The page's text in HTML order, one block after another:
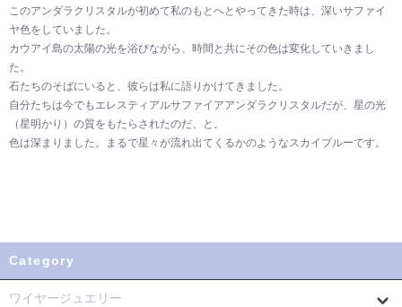
このアンダラクリスタルが初めて私のもとへとやってきた時は、深いサファイ
ヤ色をしていました。
カウアイ島の太陽の光を浴びながら、時間と共にその色は変化していきまし
た。
石たちのそばにいると、彼らは私に語りかけてきました。
自分たちは今でもエレスティアルサファイアアンダラクリスタルだが、星の光
（星明かり）の質をもたらされたのだ、と。
色は深まりました。まるで星々が流れ出てくるかのようなスカイブルーです。
Category
ワイヤージュエリー